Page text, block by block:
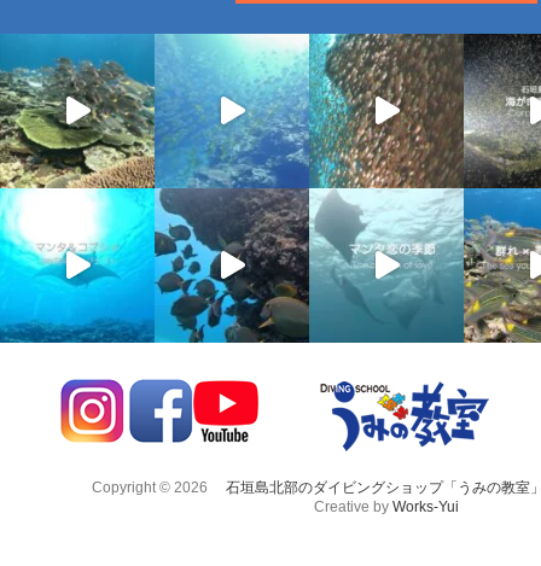
Copyright © 2026
石垣島北部のダイビングショップ「うみの教室
Creative by Works-Yui